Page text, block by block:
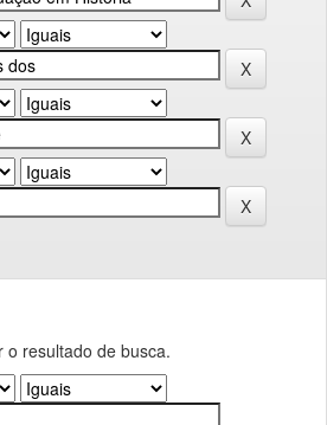
o resultado de busca.